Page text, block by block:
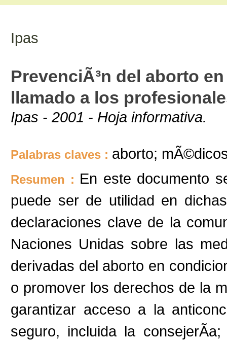
Ipas
PrevenciÃ³n del aborto
llamado a los
Ipas - 2001 - Hoja informativa.
Palabras claves : aborto;
Resumen : En este documento
puede ser de utilidad en
declaraciones clave de la
Naciones Unidas sobre las
derivadas del aborto en
o promover los derechos de la
garantizar acceso a la
seguro, incluida la